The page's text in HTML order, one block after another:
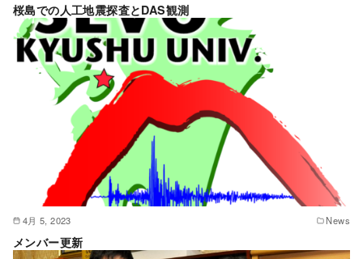
桜島での人工地震探査とDAS観測
4月 5, 2023 News
メンバー更新